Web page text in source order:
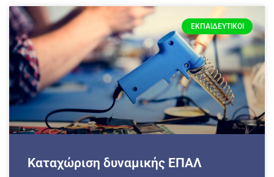
ΕΚΠΑΙΔΕΥΤΙΚΟΊ
Καταχώριση δυναμικής ΕΠΑΛ